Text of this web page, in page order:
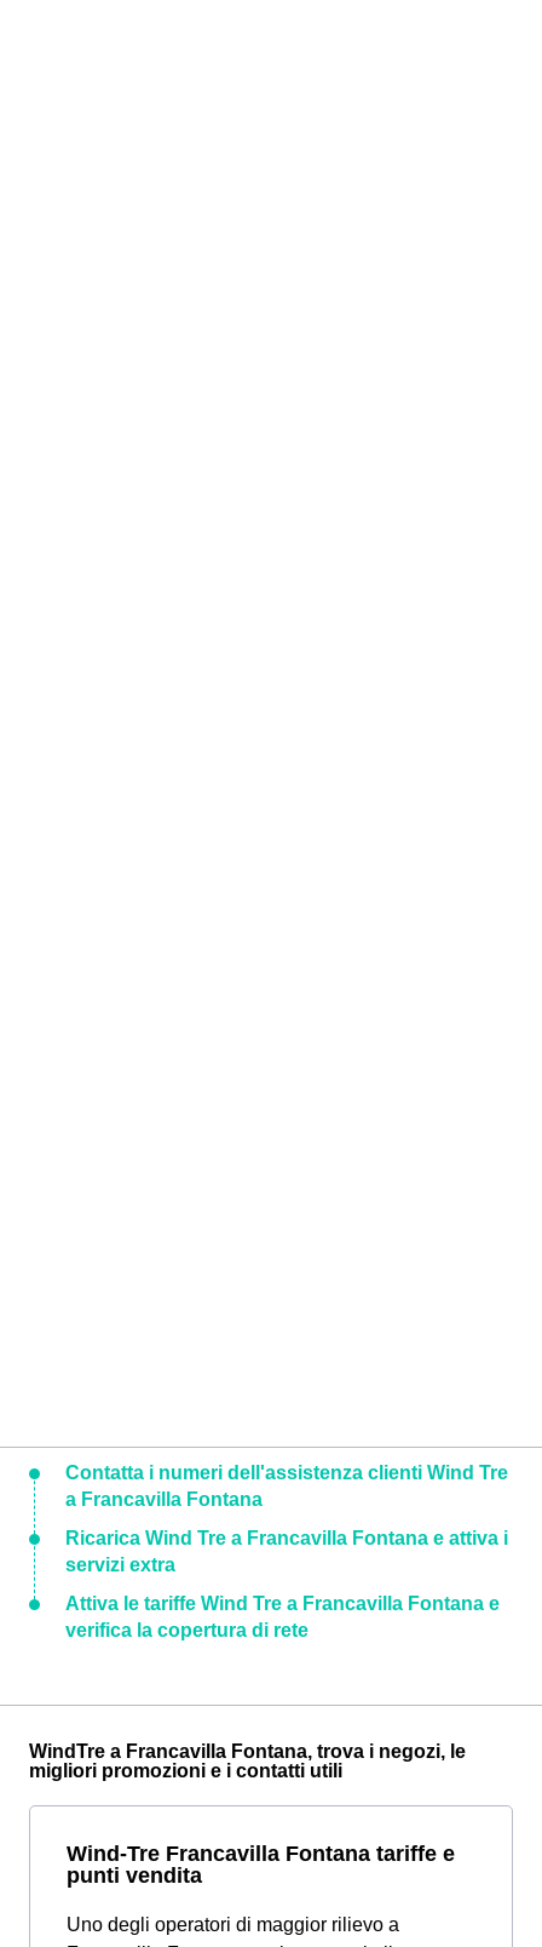
Contatta i numeri dell'assistenza clienti Wind Tre
a Francavilla Fontana
Ricarica Wind Tre a Francavilla Fontana e attiva i
servizi extra
Attiva le tariffe Wind Tre a Francavilla Fontana e
verifica la copertura di rete
WindTre a Francavilla Fontana, trova i negozi, le
migliori promozioni e i contatti utili
Wind-Tre Francavilla Fontana tariffe e
punti vendita
Uno degli operatori di maggior rilievo a